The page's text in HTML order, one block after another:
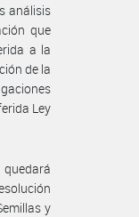
análisis
que
a la
de la
Ley
y